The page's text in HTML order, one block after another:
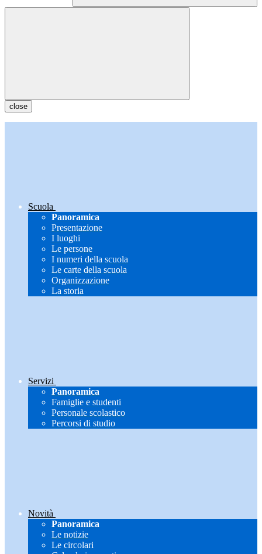
close
Scuola
Panoramica
Presentazione
I luoghi
Le persone
I numeri della scuola
Le carte della scuola
Organizzazione
La storia
Servizi
Panoramica
Famiglie e studenti
Personale scolastico
Percorsi di studio
Novità
Panoramica
Le notizie
Le circolari